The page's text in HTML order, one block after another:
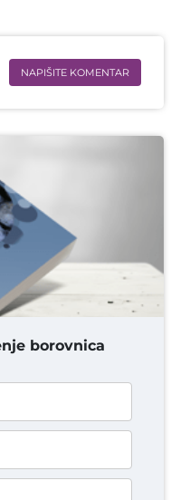
NAPIŠITE KOMENTAR
borovnica